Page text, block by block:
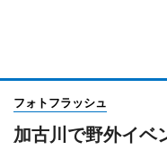
フォトフラッシュ
加古川で野外イベ